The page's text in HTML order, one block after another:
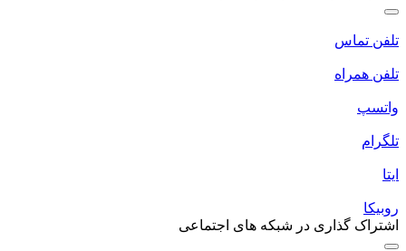
تماس
همراه
گذاری در شبکه های اجتماعی